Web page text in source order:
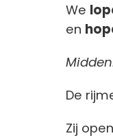
We
en
De
Zij